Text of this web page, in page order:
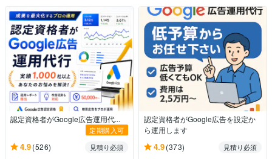
認定資格者がGoogle広告運用代...
定期購入可
4.9(526)
見積り必須
認定資格者がGoogle広告を設定か
ら運用します
4.9(373)
見積り必須